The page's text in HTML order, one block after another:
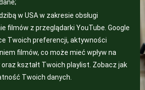
;
w USA w zakresie obsługi
filmów z przeglądarki YouTube. Google
Twoich preferencji, aktywności
filmów, co może mieć wpływ na
kształt Twoich playlist. Zobacz jak
Twoich danych.